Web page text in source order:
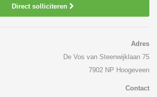
Direct solliciteren
Adres
De Vos van Steenwijklaan 75
7902 NP Hoogeveen
Contact